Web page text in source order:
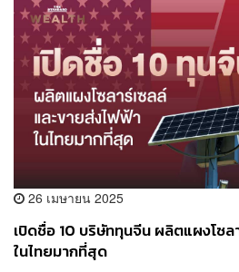
26 เมษายน 2025
เปิดชื่อ 10 บริษัททุนจีน ผลิตแผงโซล
ในไทยมากที่สุด